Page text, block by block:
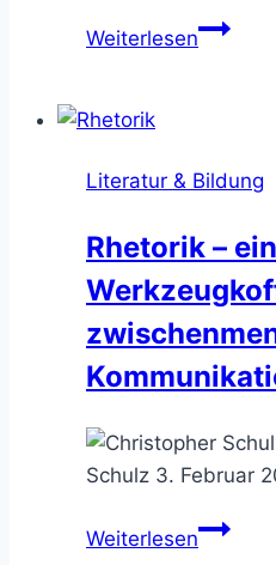
WeiterlesenValue-
und
Literatur & Bildung
Rhetorik –
Schulz 3. Februar
WeiterlesenRhetorik